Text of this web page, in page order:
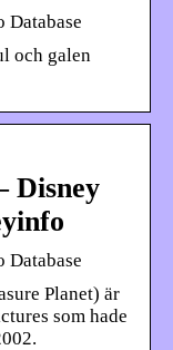
Database
och galen
Disney
Database
Planet) är
som hade